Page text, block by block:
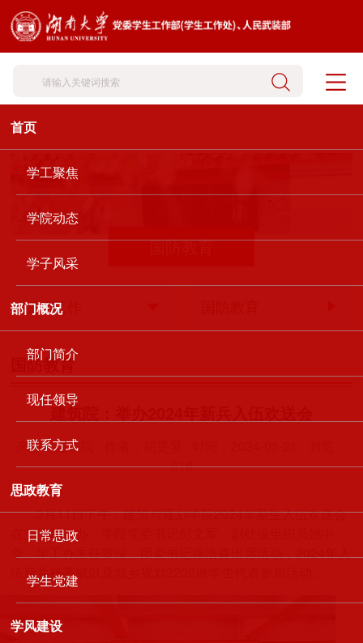
首页
学工聚焦
学院动态
学子风采
部门概况
部门简介
现任领导
联系方式
思政教育
日常思政
学生党建
学风建设
国防教育
征兵工作
国防教育
建筑院：举办2024年新兵入伍欢送会
来源：建筑院
518
3月11日下午，建筑与规划学院2024年新生入伍欢送会
在交流厅举办。学院党委书记彭文军、副处级组织员姚中
华、学工办主任贺琛、团委书记徐浩森出席活动，2024年入
伍新兵杨亮成以及城乡规划